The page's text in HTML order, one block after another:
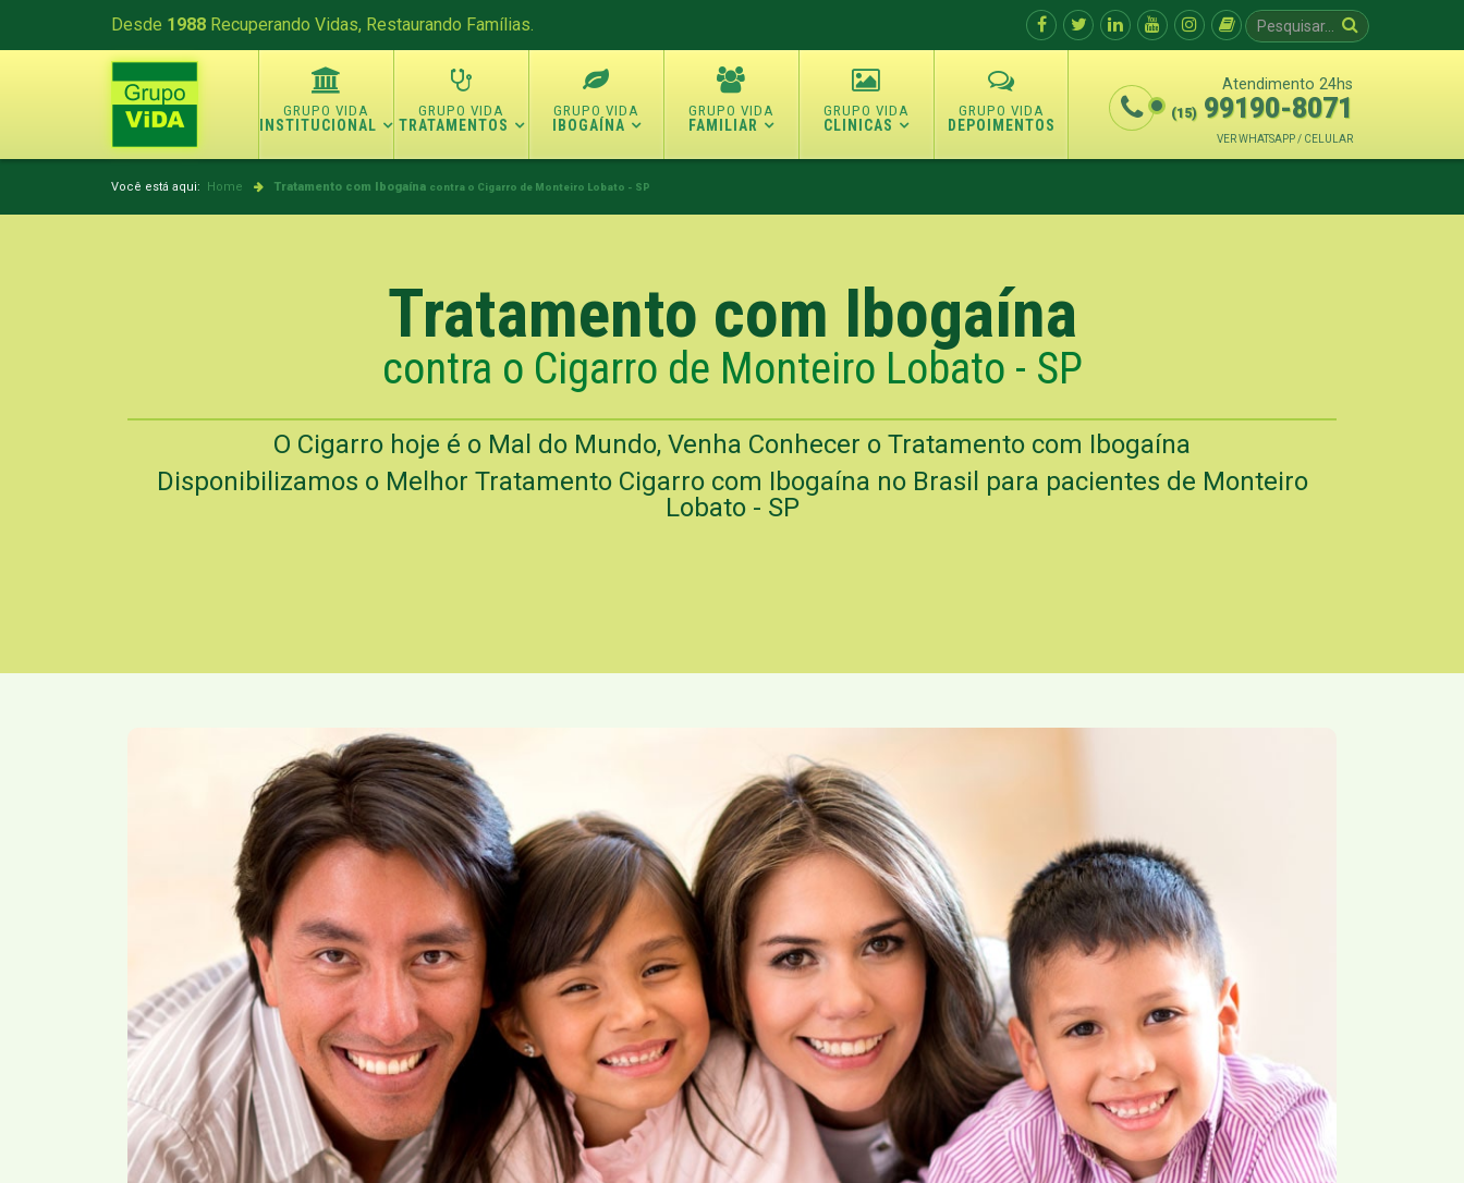
Desde 1988 Recuperando Vidas, Restaurando Famílias.
INSTITUCIONAL TRATAMENTOS IBOGAÍNA FAMILIAR CLINICAS DEPOIMENTOS
Atendimento 24hs
(15) 99190-8071
VER WHATSAPP / CELULAR
Você está aqui: Home Tratamento com Ibogaína contra o Cigarro de Monteiro Lobato - SP
Tratamento com Ibogaína
contra o Cigarro de Monteiro Lobato - SP
O Cigarro hoje é o Mal do Mundo, Venha Conhecer o Tratamento com Ibogaína
Disponibilizamos o Melhor Tratamento Cigarro com Ibogaína no Brasil para pacientes de Monteiro
Lobato - SP